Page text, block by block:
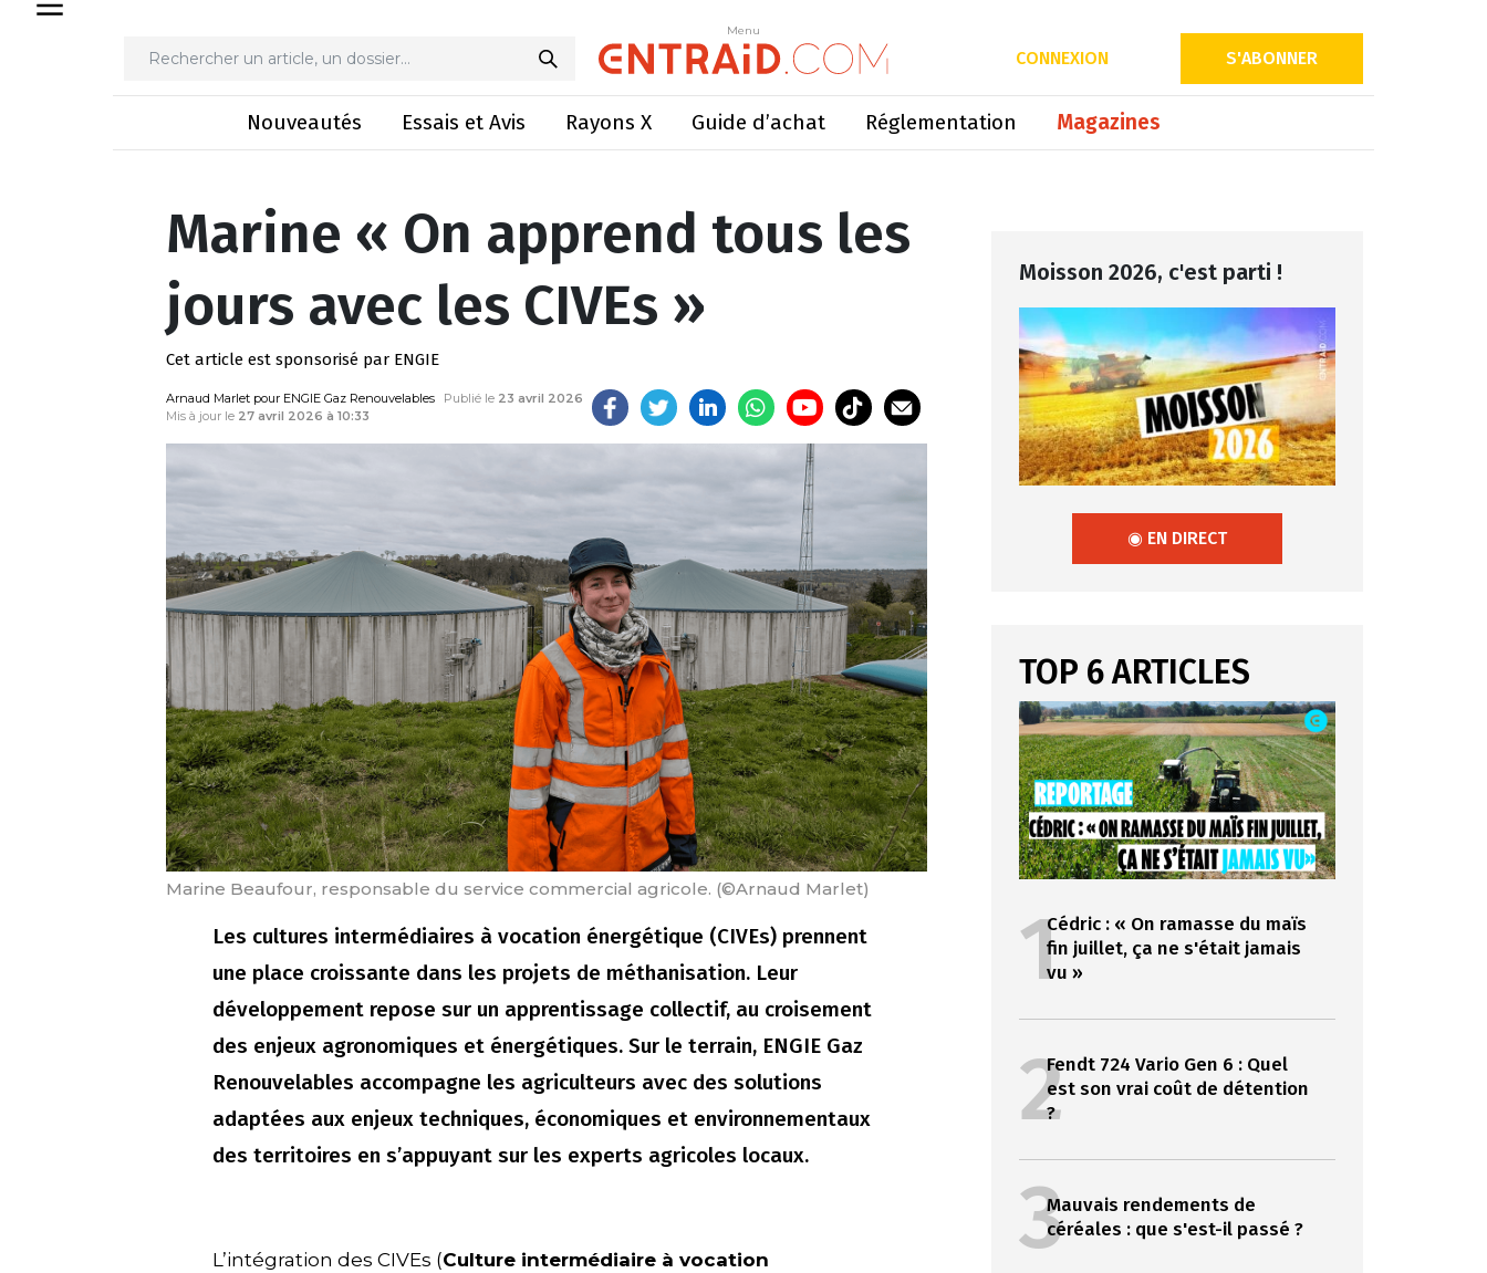
Menu
CONNEXION S'ABONNER
Nouveautés Essais et Avis Rayons X Guide d’achat Réglementation Magazines
Menu
Marine « On apprend tous les jours avec les CIVEs »
Marine « On apprend tous les
jours avec les CIVEs »
Cet article est sponsorisé par ENGIE
Arnaud Marlet pour ENGIE Gaz Renouvelables Publié le 23 avril 2026
Mis à jour le 27 avril 2026 à 10:33
Marine Beaufour, responsable du service commercial agricole. (©Arnaud Marlet)
Les cultures intermédiaires à vocation énergétique (CIVEs) prennent
une place croissante dans les projets de méthanisation. Leur
développement repose sur un apprentissage collectif, au croisement
des enjeux agronomiques et énergétiques. Sur le terrain, ENGIE Gaz
Renouvelables accompagne les agriculteurs avec des solutions
adaptées aux enjeux techniques, économiques et environnementaux
des territoires en s’appuyant sur les experts agricoles locaux.
L’intégration des CIVEs (Culture intermédiaire à vocation
Moisson 2026, c'est parti !
◉ EN DIRECT
TOP 6 ARTICLES
1Cédric : « On ramasse du maïs
fin juillet, ça ne s'était jamais
vu »
2Fendt 724 Vario Gen 6 : Quel
est son vrai coût de détention
?
3Mauvais rendements de
céréales : que s'est-il passé ?